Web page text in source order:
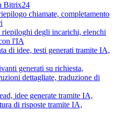
Bitrix24
chiamate, completamento
degli incarichi, elenchi
l'IA
di idee, testi generati tramite IA,
generati su richiesta,
dettagliate, traduzione di
idee generate tramite IA,
di risposte tramite IA,